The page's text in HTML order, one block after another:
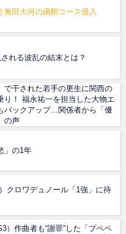
角田大河の函館コース侵入
される波乱の結末とは？
で干された若手の更生に関西の
り！ 福永祐一を担当した大物エ
バックアップ…関係者から「優
の声
」の1年
クロワデュノール「1強」に待
）作曲者も“謝罪”した「プペペ